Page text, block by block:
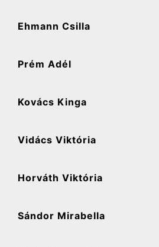
Ehmann Csilla
Prém Adél
Kovács Kinga
Vidács Viktória
Horváth Viktória
Sándor Mirabella